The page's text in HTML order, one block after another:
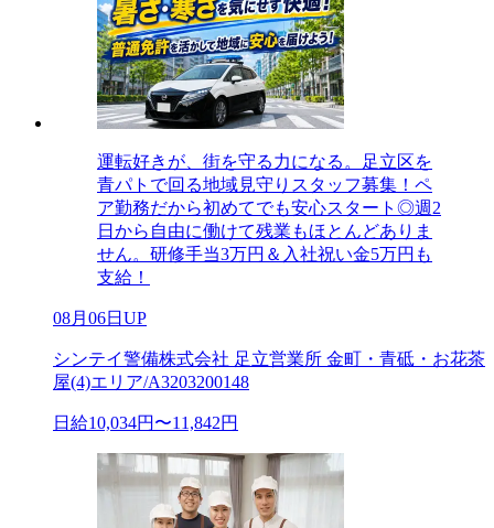
運転好きが、街を守る力になる。足立区を
青パトで回る地域見守りスタッフ募集！ペ
ア勤務だから初めてでも安心スタート◎週2
日から自由に働けて残業もほとんどありま
せん。研修手当3万円＆入社祝い金5万円も
支給！
08月06日UP
シンテイ警備株式会社 足立営業所 金町・青砥・お花茶
屋(4)エリア/A3203200148
日給10,034円〜11,842円